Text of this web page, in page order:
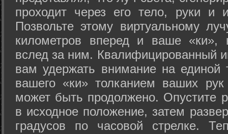
проходит через его тело, руки и
Позвольте этому виртуальному
километров вперед и ваше «ки»,
вслед за ним. Квалифицированный
вам удержать внимание на единой
вашего «ки» толканием ваших
может быть продолжено. Опустите
в исходное положение, затем
градусов по часовой стрелке.